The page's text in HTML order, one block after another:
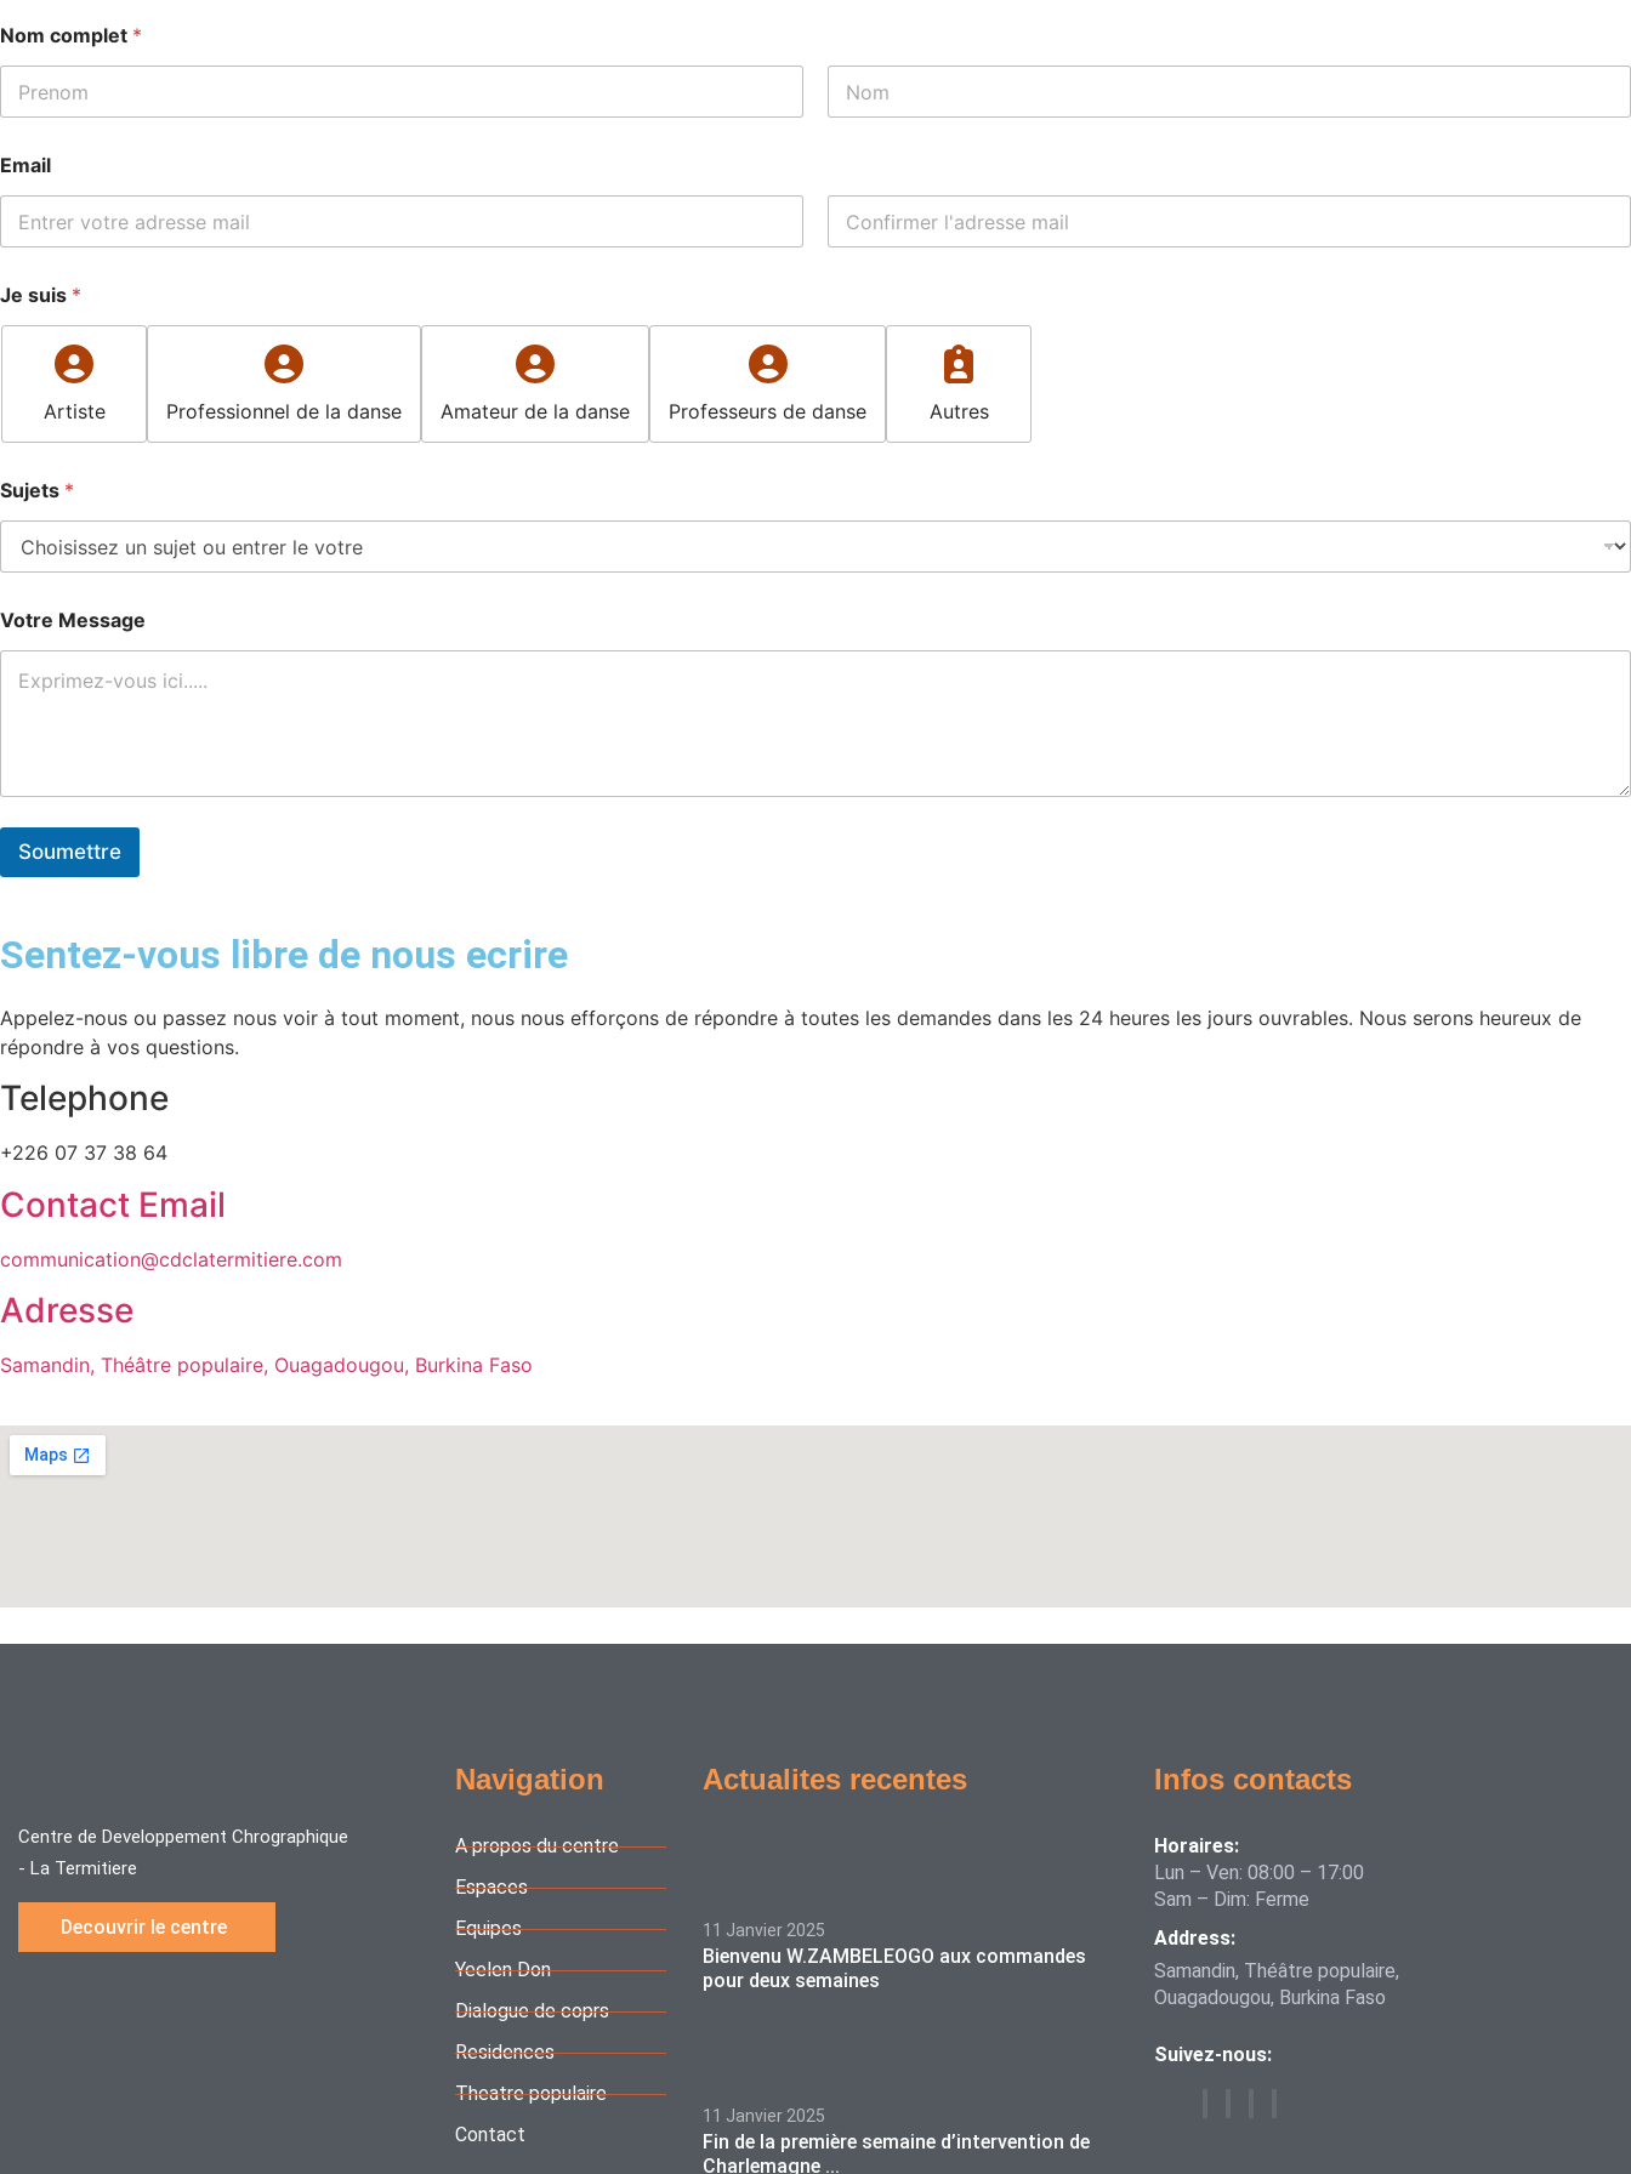
Nom complet *
o
m
e
e
s
s
Email
Je suis *
Artiste Professionnel de la danse Amateur de la danse Professeurs de danse Autres
Sujets *
Votre Message
Soumettre
Sentez-vous libre de nous ecrire
Appelez-nous ou passez nous voir à tout moment, nous nous efforçons de répondre à toutes les demandes dans les 24 heures les jours ouvrables. Nous serons heureux de
répondre à vos questions.
Telephone
+226 07 37 38 64
Contact Email
communication@cdclatermitiere.com
Adresse
Samandin, Théâtre populaire, Ouagadougou, Burkina Faso
Centre de Developpement Chrographique
- La Termitiere
Decouvrir le centre
Navigation
A propos du centre
Espaces
Equipes
Yeelen Don
Dialogue de coprs
Residences
Theatre populaire
Contact
Actualites recentes
11 Janvier 2025
Bienvenu W.ZAMBELEOGO aux commandes
pour deux semaines
11 Janvier 2025
Fin de la première semaine d’intervention de
Charlemagne ...
Infos contacts
Horaires:
Lun – Ven: 08:00 – 17:00
Sam – Dim: Ferme
Address:
Samandin, Théâtre populaire,
Ouagadougou, Burkina Faso
Suivez-nous: